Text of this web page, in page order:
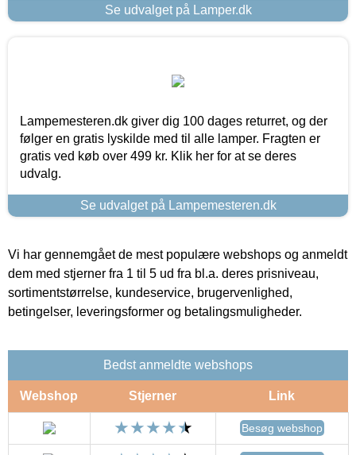
Se udvalget på Lamper.dk
Lampemesteren.dk giver dig 100 dages returret, og der
følger en gratis lyskilde med til alle lamper. Fragten er
gratis ved køb over 499 kr. Klik her for at se deres
udvalg.
Se udvalget på Lampemesteren.dk
Vi har gennemgået de mest populære webshops og anmeldt
dem med stjerner fra 1 til 5 ud fra bl.a. deres prisniveau,
sortimentstørrelse, kundeservice, brugervenlighed,
betingelser, leveringsformer og betalingsmuligheder.
Bedst anmeldte webshops
Webshop Stjerner Link
Besøg webshop